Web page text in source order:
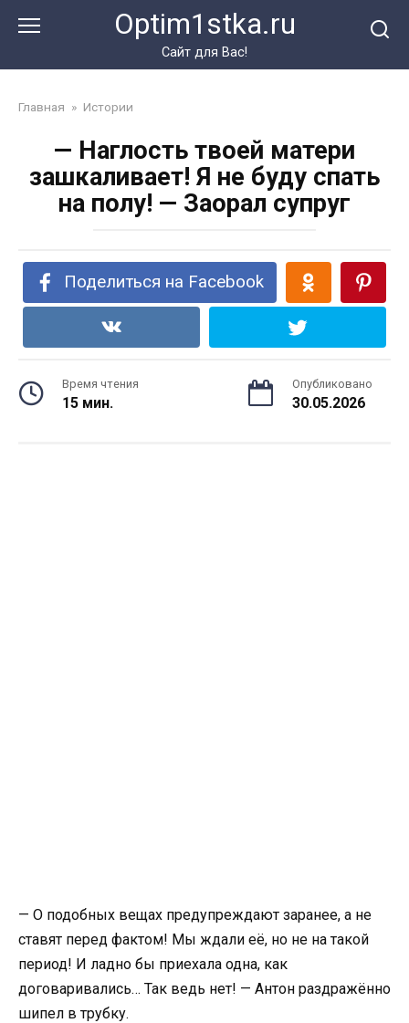
Optim1stka.ru
Сайт для Вас!
Главная » Истории
— Наглость твоей матери
зашкаливает! Я не буду спать
на полу! — Заорал супруг
Поделиться на Facebook
Время чтения
15 мин.
Опубликовано
30.05.2026
— О подобных вещах предупреждают заранее, а не
ставят перед фактом! Мы ждали её, но не на такой
период! И ладно бы приехала одна, как
договаривались… Так ведь нет! — Антон раздражённо
шипел в трубку.